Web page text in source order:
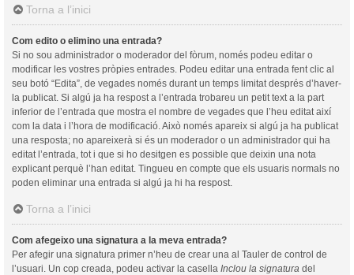
Torna a l’inici
Com edito o elimino una entrada?
Si no sou administrador o moderador del fòrum, només podeu editar o
modificar les vostres pròpies entrades. Podeu editar una entrada fent clic al
seu botó “Edita”, de vegades només durant un temps limitat després d’haver-
la publicat. Si algú ja ha respost a l’entrada trobareu un petit text a la part
inferior de l’entrada que mostra el nombre de vegades que l’heu editat així
com la data i l’hora de modificació. Això només apareix si algú ja ha publicat
una resposta; no apareixerà si és un moderador o un administrador qui ha
editat l’entrada, tot i que si ho desitgen es possible que deixin una nota
explicant perquè l’han editat. Tingueu en compte que els usuaris normals no
poden eliminar una entrada si algú ja hi ha respost.
Torna a l’inici
Com afegeixo una signatura a la meva entrada?
Per afegir una signatura primer n’heu de crear una al Tauler de control de
l’usuari. Un cop creada, podeu activar la casella Inclou la signatura del